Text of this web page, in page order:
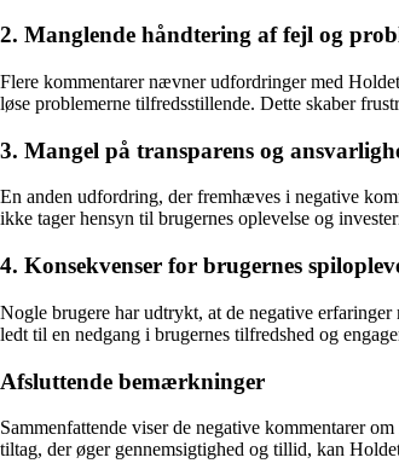
2. Manglende håndtering af fejl og
Flere kommentarer nævner udfordringer med
løse problemerne tilfredsstillende. Dette skaber
3. Mangel på transparens og
En anden udfordring, der fremhæves i negative
ikke tager hensyn til brugernes oplevelse og
4. Konsekvenser for brugernes
Nogle brugere har udtrykt, at de negative
ledt til en nedgang i brugernes tilfredshed og
Afsluttende bemærkninger
Sammenfattende viser de negative kommentarer
tiltag, der øger gennemsigtighed og tillid, kan